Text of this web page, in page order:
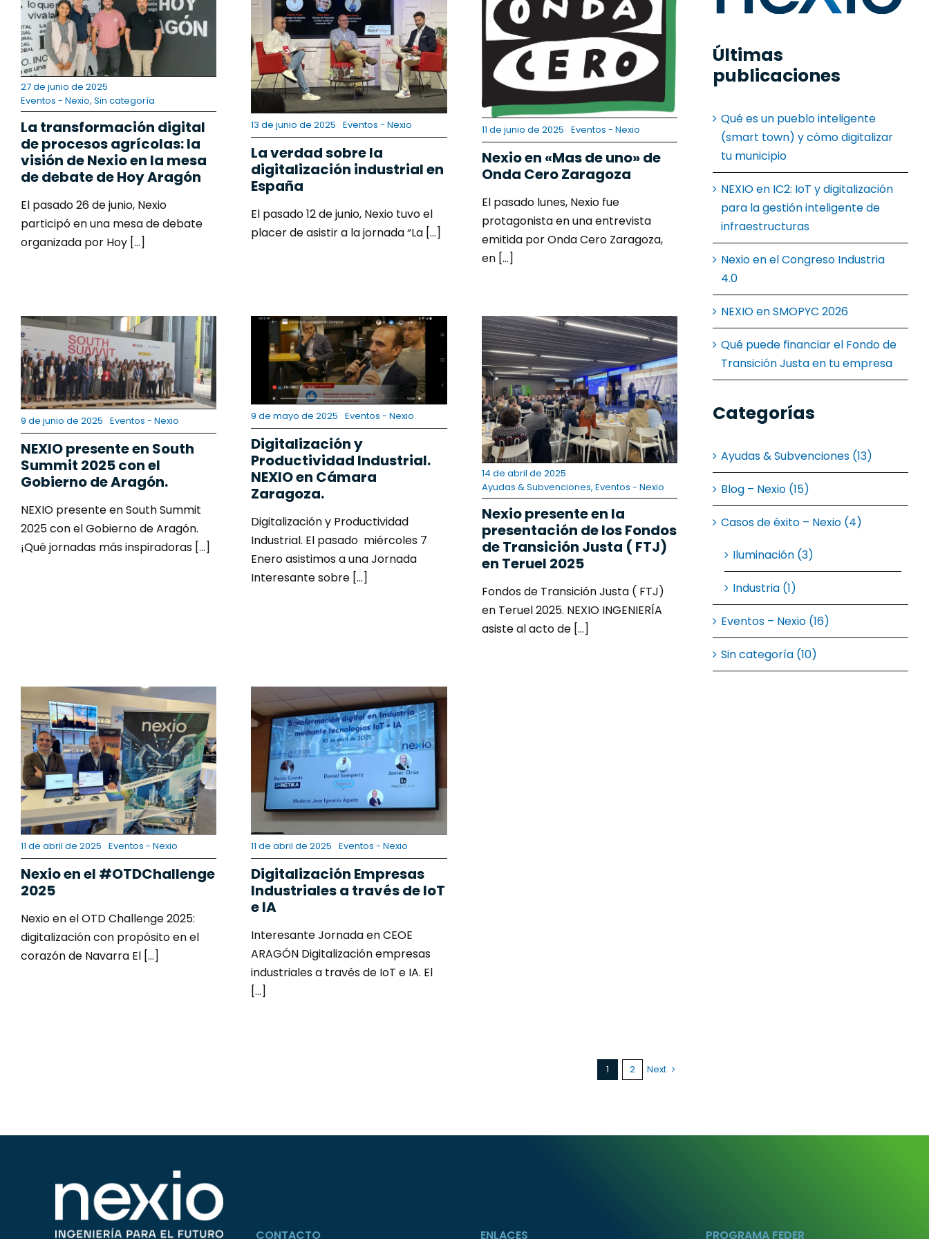
Contacto
27 de junio de 2025
Eventos - Nexio, Sin categoría
La transformación digital
de procesos agrícolas: la
visión de Nexio en la mesa
de debate de Hoy Aragón
El pasado 26 de junio, Nexio
participó en una mesa de debate
organizada por Hoy [...]
13 de junio de 2025 Eventos - Nexio
La verdad sobre la
digitalización industrial en
España
El pasado 12 de junio, Nexio tuvo el
placer de asistir a la jornada “La [...]
11 de junio de 2025 Eventos - Nexio
Nexio en «Mas de uno» de
Onda Cero Zaragoza
El pasado lunes, Nexio fue
protagonista en una entrevista
emitida por Onda Cero Zaragoza,
en [...]
9 de junio de 2025 Eventos - Nexio
NEXIO presente en South
Summit 2025 con el
Gobierno de Aragón.
NEXIO presente en South Summit
2025 con el Gobierno de Aragón.
¡Qué jornadas más inspiradoras [...]
9 de mayo de 2025 Eventos - Nexio
Digitalización y
Productividad Industrial.
NEXIO en Cámara
Zaragoza.
Digitalización y Productividad
Industrial. El pasado miércoles 7
Enero asistimos a una Jornada
Interesante sobre [...]
14 de abril de 2025
Ayudas & Subvenciones, Eventos - Nexio
Nexio presente en la
presentación de los Fondos
de Transición Justa ( FTJ)
en Teruel 2025
Fondos de Transición Justa ( FTJ)
en Teruel 2025. NEXIO INGENIERÍA
asiste al acto de [...]
11 de abril de 2025 Eventos - Nexio
Nexio en el #OTDChallenge
2025
Nexio en el OTD Challenge 2025:
digitalización con propósito en el
corazón de Navarra El [...]
11 de abril de 2025 Eventos - Nexio
Digitalización Empresas
Industriales a través de IoT
e IA
Interesante Jornada en CEOE
ARAGÓN Digitalización empresas
industriales a través de IoT e IA. El
[...]
1 2 Next
Últimas
publicaciones
Qué es un pueblo inteligente
(smart town) y cómo digitalizar
tu municipio
NEXIO en IC2: IoT y digitalización
para la gestión inteligente de
infraestructuras
Nexio en el Congreso Industria
4.0
NEXIO en SMOPYC 2026
Qué puede financiar el Fondo de
Transición Justa en tu empresa
Categorías
Ayudas & Subvenciones (13)
Blog – Nexio (15)
Casos de éxito – Nexio (4)
Iluminación (3)
Industria (1)
Eventos – Nexio (16)
Sin categoría (10)
CONTACTO ENLACES PROGRAMA FEDER